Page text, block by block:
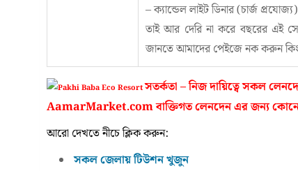
– ক্যান্ডেল লাইট ডিনার (চার্জ প্রযোজ্য)
তাই আর দেরি না করে বছরের এই
জানতে আমাদের পেইজে নক করুন
সতর্কতা – নিজ দায়িত্বে সকল
AamarMarket.com বাক্তিগত লেনদেন এর জন্য
আরো দেখতে নীচে ক্লিক করুন:
সকল জেলায় টিউশন খুজুন